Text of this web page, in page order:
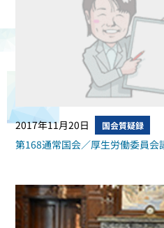
2017年11月20日 国会質疑録
第168通常国会／厚生労働委員会